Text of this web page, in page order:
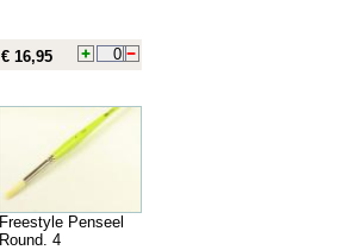
€ 16,95
Freestyle Penseel
Round. 4